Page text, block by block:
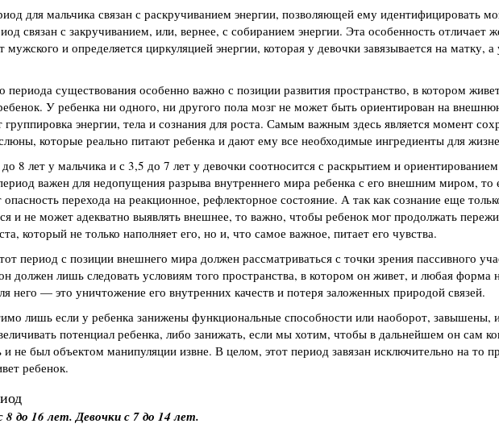
для мальчика связан с раскручиванием энергии, позволяющей ему идентифицировать
связан с закручиванием, или, вернее, с собиранием энергии. Эта особенность отличает
мужского и определяется циркуляцией энергии, которая у девочки завязывается на матку,
периода существования особенно важно с позиции развития пространство, в котором
У ребенка ни одного, ни другого пола мозг не может быть ориентирован на
группировка энергии, тела и сознания для роста. Самым важным здесь является момент
которые реально питают ребенка и дают ему все необходимые ингредиенты для
8 лет у мальчика и с 3,5 до 7 лет у девочки соотносится с раскрытием и
важен для недопущения разрыва внутреннего мира ребенка с его внешним миром, то
опасность перехода на реакционное, рефлекторное состояние. А так как сознание еще
и не может адекватно выявлять внешнее, то важно, чтобы ребенок мог продолжать
который не только наполняет его, но и, что самое важное, питает его чувства.
период с позиции внешнего мира должен рассматриваться с точки зрения пассивного
должен лишь следовать условиям того пространства, в котором он живет, и любая форма
него — это уничтожение его внутренних качеств и потеря заложенных природой связей.
лишь если у ребенка занижены функциональные способности или наоборот, завышены,
потенциал ребенка, либо занижать, если мы хотим, чтобы в дальнейшем он сам
не был объектом манипуляции извне. В целом, этот период завязан исключительно на то
ребенок.
8 до 16 лет. Девочки с 7 до 14 лет.